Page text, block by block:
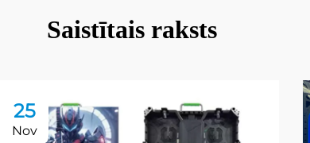
Saistītais raksts
25
Nov